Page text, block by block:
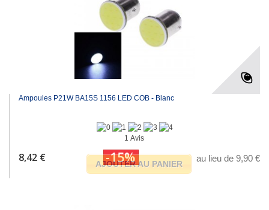
Ampoules P21W BA15S 1156 LED COB - Blanc
1 Avis
8,42 € au lieu de 9,90 €
-15%
AJOUTER AU PANIER